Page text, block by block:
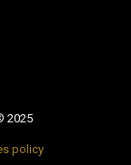
2025
policy